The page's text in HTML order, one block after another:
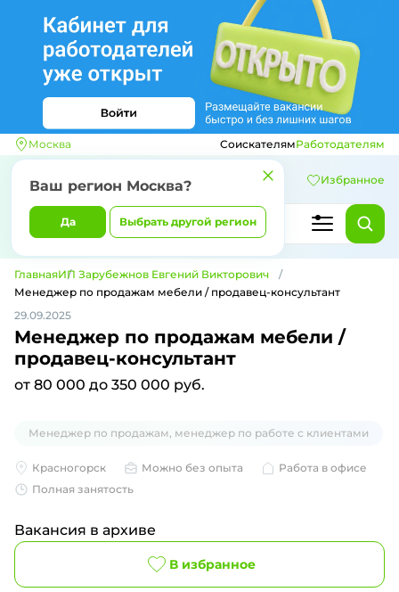
Москва
Ваш регион Москва?
Да Выбрать другой регион
СоискателямРаботодателям
Избранное
ГлавнаяИП Зарубежнов Евгений Викторович
Менеджер по продажам мебели / продавец-консультант
29.09.2025
Менеджер по продажам мебели /
продавец-консультант
от 80 000 до 350 000 руб.
Менеджер по продажам, менеджер по работе с клиентами
Красногорск Можно без опыта
Работа в офисе
Полная занятость
Вакансия в архиве
В избранное